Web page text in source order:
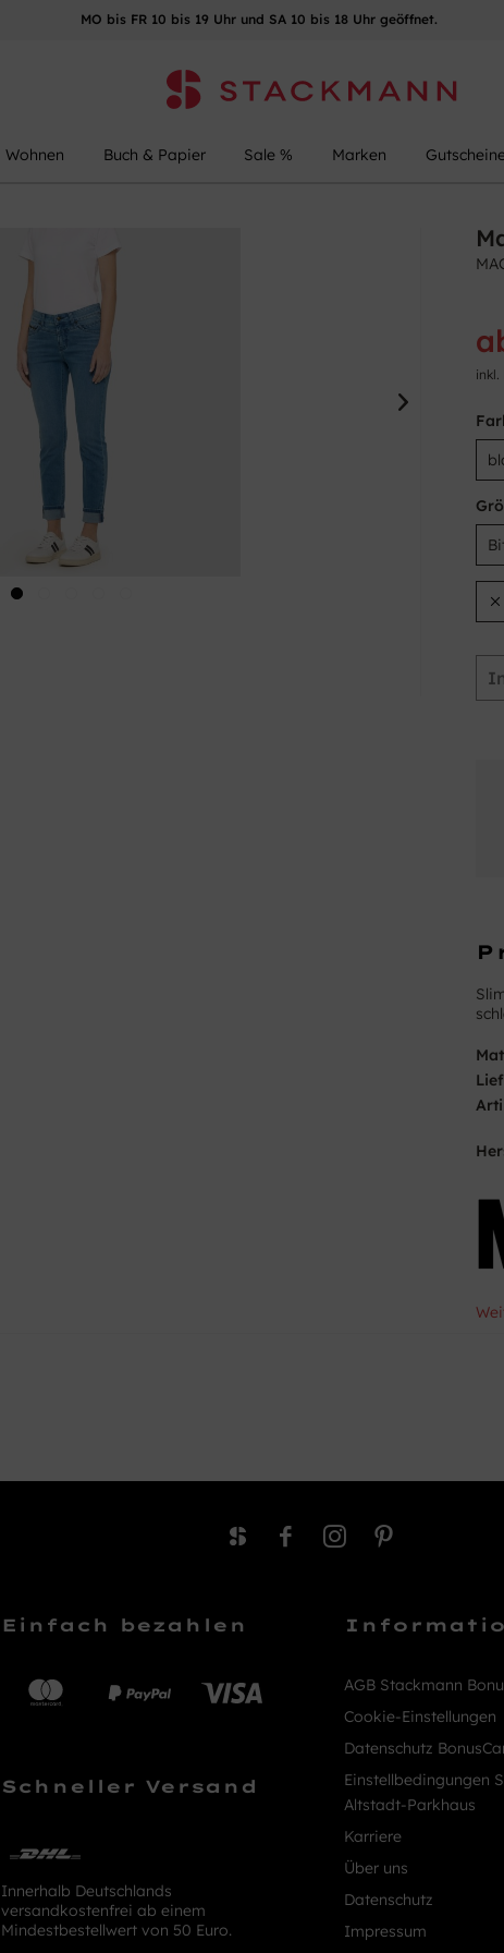
MO bis FR 10 bis 19 Uhr und SA 10 bis 18 Uhr geöffnet.
Wohnen Buch & Papier Sale % Marken
inkl.
Einfach bezahlen
Schneller Versand
Innerhalb Deutschlands
versandkostenfrei ab einem
Mindestbestellwert von 50 Euro.
AGB Stackmann
Cookie-Einstellungen
Datenschutz
Einstellbedingungen
Altstadt-Parkhaus
Karriere
Über uns
Datenschutz
Impressum